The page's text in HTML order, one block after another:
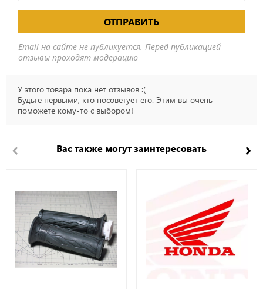
ОТПРАВИТЬ
Email на сайте не публикуется. Перед публикацией
отзывы проходят модерацию
У этого товара пока нет отзывов :(
Будьте первыми, кто посоветует его. Этим вы очень
поможете кому-то с выбором!
Вас также могут заинтересовать